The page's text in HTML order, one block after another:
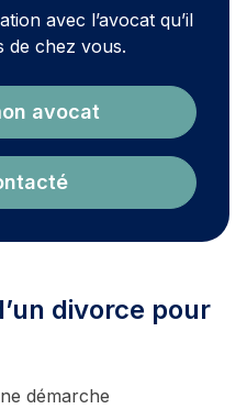
avec l’avocat qu’il
de chez vous.
avocat
divorce pour
démarche